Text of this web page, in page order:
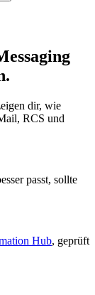
dir, wie
RCS und
passt, sollte
Hub, geprüft